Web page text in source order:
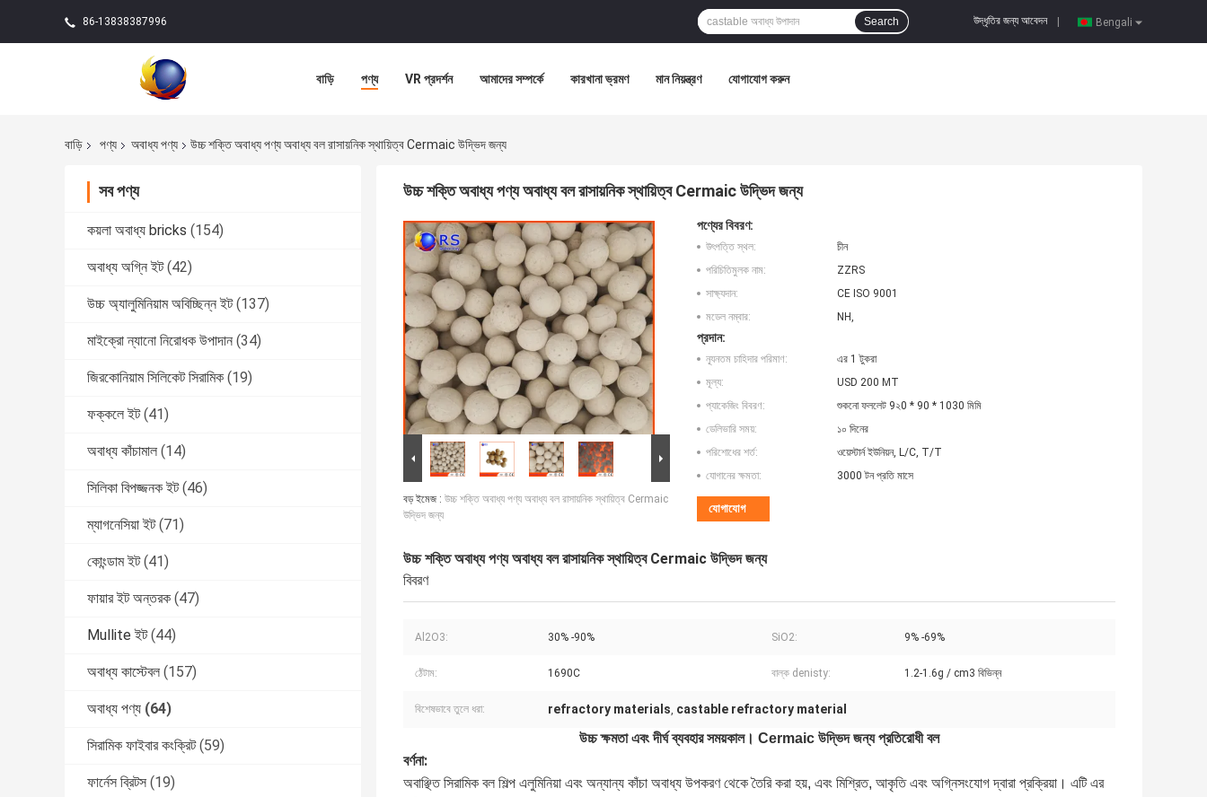
86-13838387996 Bengali
উদ্ধৃতির জন্য আবেদন
Search
বাড়ি পণ্য VR প্রদর্শন আমাদের সম্পর্কে কারখানা ভ্রমণ মান নিয়ন্ত্রণ যোগাযোগ করুন
বাড়ি পণ্য অবাধ্য পণ্য উচ্চ শক্তি অবাধ্য পণ্য অবাধ্য বল রাসায়নিক স্থায়িত্ব Cermaic উদ্ভিদ জন্য
সব পণ্য
কয়লা অবাধ্য bricks (154)
অবাধ্য অগ্নি ইট (42)
উচ্চ অ্যালুমিনিয়াম অবিচ্ছিন্ন ইট (137)
মাইক্রো ন্যানো নিরোধক উপাদান (34)
জিরকোনিয়াম সিলিকেট সিরামিক (19)
ফক্কলে ইট (41)
অবাধ্য কাঁচামাল (14)
সিলিকা বিপজ্জনক ইট (46)
ম্যাগনেসিয়া ইট (71)
কোংন্ডাম ইট (41)
ফায়ার ইট অন্তরক (47)
Mullite ইট (44)
অবাধ্য কাস্টেবল (157)
অবাধ্য পণ্য (64)
সিরামিক ফাইবার কংক্রিট (59)
ফার্নেস ব্রিটস (19)
উচ্চ শক্তি অবাধ্য পণ্য অবাধ্য বল রাসায়নিক স্থায়িত্ব Cermaic উদ্ভিদ জন্য
বড় ইমেজ : উচ্চ শক্তি অবাধ্য পণ্য অবাধ্য বল রাসায়নিক স্থায়িত্ব Cermaic
উদ্ভিদ জন্য
পণ্যের বিবরণ:
উৎপত্তি স্থল:
চীন
পরিচিতিমুলক নাম:
ZZRS
সাক্ষ্যদান:
CE ISO 9001
মডেল নম্বার:
NH,
প্রদান:
ন্যূনতম চাহিদার পরিমাণ:
এর 1 টুকরা
মূল্য:
USD 200 MT
প্যাকেজিং বিবরণ:
শুকনো ফললেট 9২0 * 90 * 1030 মিমি
ডেলিভারি সময়:
১০ দিনের
পরিশোধের শর্ত:
ওয়েস্টার্ন ইউনিয়ন, L/C, T/T
যোগানের ক্ষমতা:
3000 টন প্রতি মাসে
যোগাযোগ
উচ্চ শক্তি অবাধ্য পণ্য অবাধ্য বল রাসায়নিক স্থায়িত্ব Cermaic উদ্ভিদ জন্য
বিবরণ
Al2O3: 30% -90% SiO2: 9% -69%
ঠেঁটাম: 1690C বাল্ক denisty: 1.2-1.6g / cm3 বিভিন্ন
বিশেষভাবে তুলে ধরা: refractory materials, castable refractory material
উচ্চ ক্ষমতা এবং দীর্ঘ ব্যবহার সময়কাল। Cermaic উদ্ভিদ জন্য প্রতিরোধী বল
বর্ণনা:
অবাঞ্ছিত সিরামিক বল শিল্প এলুমিনিয়া এবং অন্যান্য কাঁচা অবাধ্য উপকরণ থেকে তৈরি করা হয়, এবং মিশ্রিত, আকৃতি এবং অগ্নিসংযোগ দ্বারা প্রক্রিয়া। এটি এর